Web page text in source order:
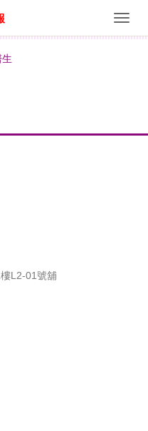
L2-01號舖